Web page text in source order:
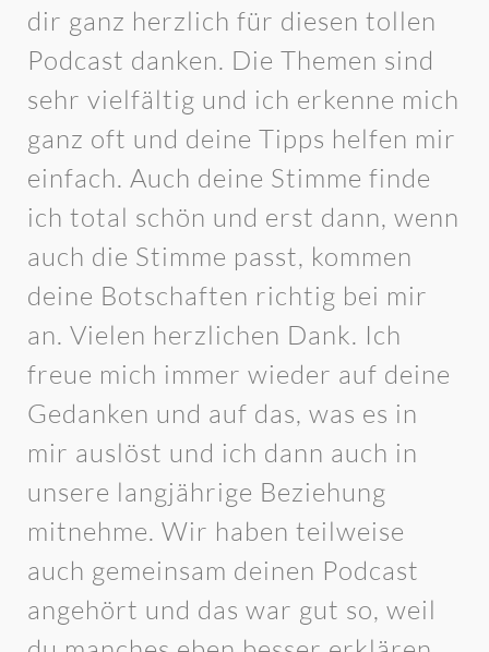
dir ganz herzlich für diesen tollen
Podcast danken. Die Themen sind
sehr vielfältig und ich erkenne mich
ganz oft und deine Tipps helfen mir
einfach. Auch deine Stimme finde
ich total schön und erst dann, wenn
auch die Stimme passt, kommen
deine Botschaften richtig bei mir
an. Vielen herzlichen Dank. Ich
freue mich immer wieder auf deine
Gedanken und auf das, was es in
mir auslöst und ich dann auch in
unsere langjährige Beziehung
mitnehme. Wir haben teilweise
auch gemeinsam deinen Podcast
angehört und das war gut so, weil